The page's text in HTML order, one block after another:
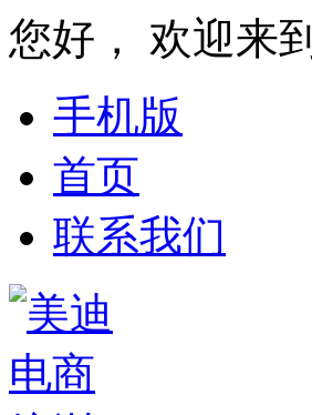
您好， 欢迎来到
手机版
首页
联系我们